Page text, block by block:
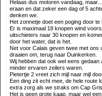
Helaas dus motoren vandaag,
eraan en dat zeker een dag of 5
denken we.
Het zonnetje doet een poging door
Er is maximaal 18 knopen wind
uitschieters naar 30 knopen en
door het water, dat is het.
Net voor Calais geven twee met
draaien om, terug naar Duinkerken.
Wij hebben dat ook wel eens
minder ervaren zeilers waren.
Pietertje 2 vreet zich mijl naar mijl
Een ding zit echt mee, de hele route
extra zorg als we straks om Cap
Het is geen grote kaap, maar wel